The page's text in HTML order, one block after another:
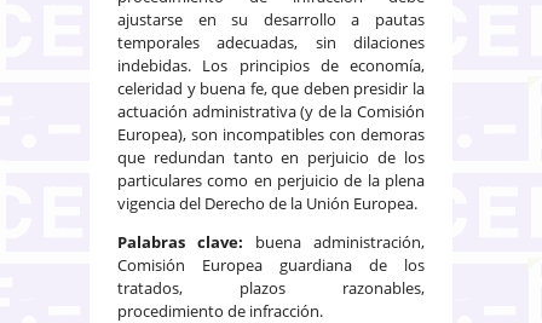
ajustarse en su desarrollo a pautas
temporales adecuadas, sin dilaciones
indebidas. Los principios de economía,
celeridad y buena fe, que deben presidir la
actuación administrativa (y de la Comisión
Europea), son incompatibles con demoras
que redundan tanto en perjuicio de los
particulares como en perjuicio de la plena
vigencia del Derecho de la Unión Europea.
Palabras clave: buena administración,
Comisión Europea guardiana de los
tratados, plazos razonables,
procedimiento de infracción.